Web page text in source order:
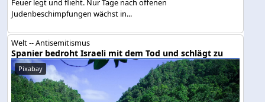
Feuer legt und flieht. Nur Tage nach offenen
Judenbeschimpfungen wächst in...
Welt -- Antisemitismus
Spanier bedroht Israeli mit dem Tod und schlägt zu
Pixabay